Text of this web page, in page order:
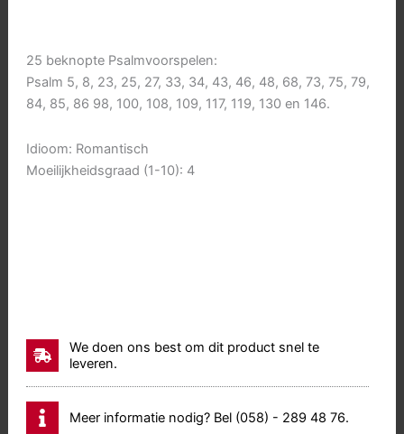
We doen ons best om dit product snel te
leveren.
Meer informatie nodig? Bel (058) - 289 48 76.
25 beknopte Psalmvoorspelen:
Psalm 5, 8, 23, 25, 27, 33, 34, 43, 46, 48, 68, 73, 75, 79,
84, 85, 86 98, 100, 108, 109, 117, 119, 130 en 146.
Idioom: Romantisch
Moeilijkheidsgraad (1-10): 4